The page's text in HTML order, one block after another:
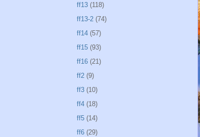
ff13 (118)
ff13-2 (74)
ff14 (57)
ff15 (93)
ff16 (21)
ff2 (9)
ff3 (10)
ff4 (18)
ff5 (14)
ff6 (29)